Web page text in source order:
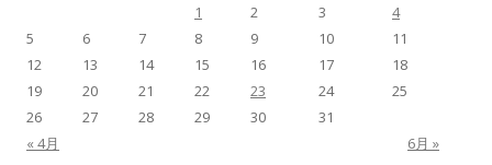
« 4月 6月 »
1 2 3
4
5
6 7 8 9 10
11
12
13 14 15 16 17
18
19
20 21 22 23 24
25
26
27 28 29 30 31